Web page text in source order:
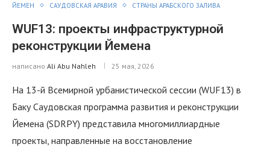
ЙЕМЕН САУДОВСКАЯ АРАВИЯ СТРАНЫ АРАБСКОГО ЗАЛИВА
WUF13: проекты инфраструктурной
реконструкции Йемена
написано Ali Abu Nahleh 25 мая, 2026
На 13-й Всемирной урбанистической сессии (WUF13) в
Баку Саудовская программа развития и реконструкции
Йемена (SDRPY) представила многомиллиардные
проекты, направленные на восстановление